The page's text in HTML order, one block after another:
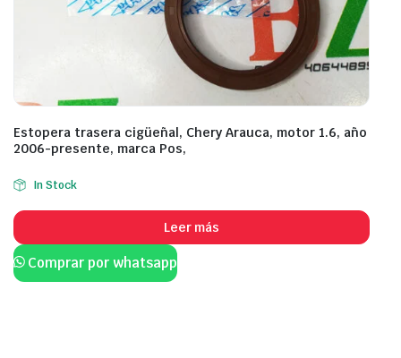
Estopera trasera cigüeñal, Chery Arauca, motor 1.6, año
2006-presente, marca Pos,
In Stock
Leer más
Comprar por whatsapp